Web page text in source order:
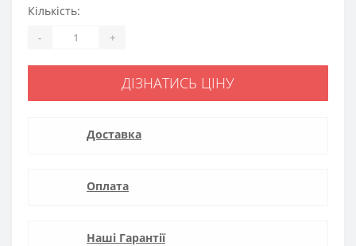
Кількість:
- +
ДІЗНАТИСЬ ЦІНУ
Доставка
Оплата
Наші Гарантії